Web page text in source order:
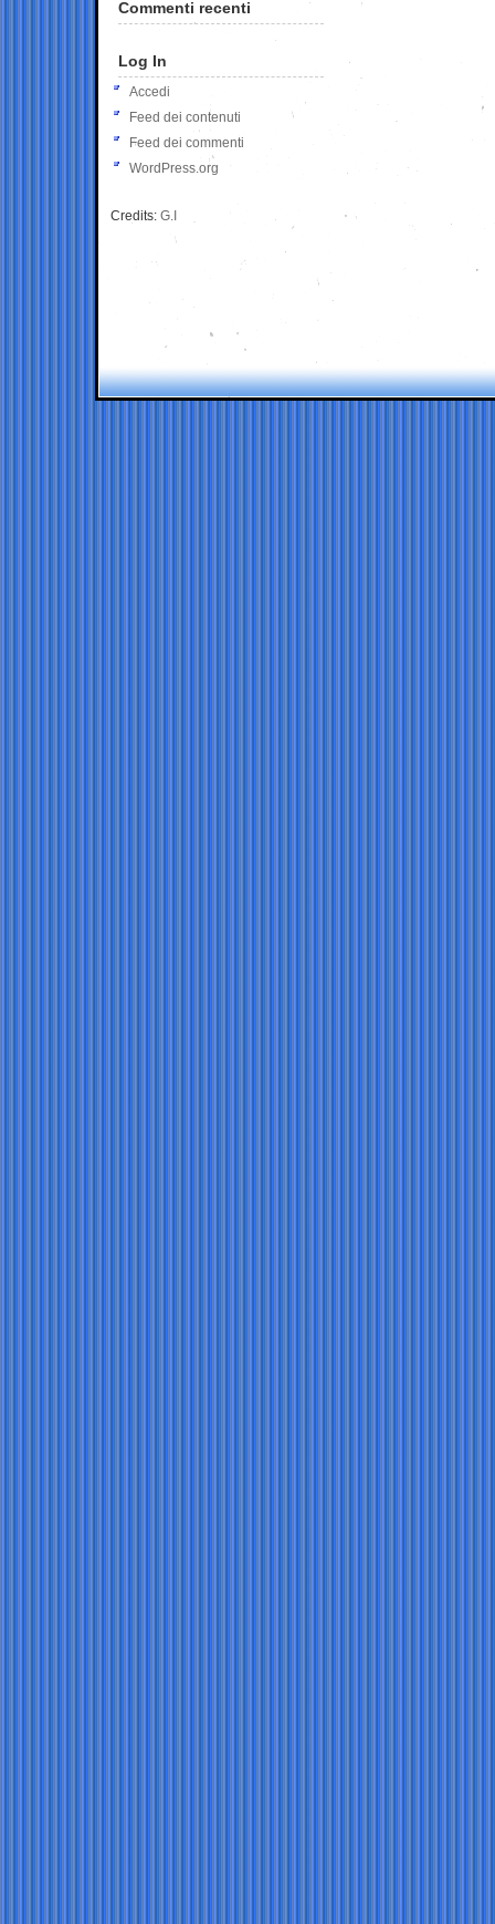
Commenti recenti
Log In
Accedi
Feed dei contenuti
Feed dei commenti
WordPress.org
Credits: G.I